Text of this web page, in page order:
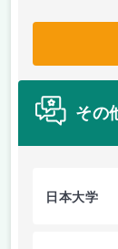
その
日本大学